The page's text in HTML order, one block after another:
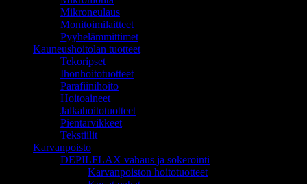
Mikroneulaus
Monitoimilaitteet
Pyyhelämmittimet
Kauneushoitolan tuotteet
Tekoripset
Ihonhoitotuotteet
Parafiinihoito
Hoitoaineet
Jalkahoitotuotteet
Pientarvikkeet
Tekstiilit
Karvanpoisto
DEPILFLAX vahaus ja sokerointi
Karvanpoiston hoitotuotteet